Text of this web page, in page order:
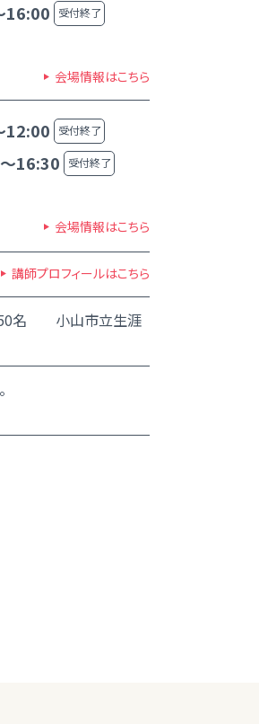
16:00 受付終了
会場情報はこちら
12:00 受付終了
16:30 受付終了
会場情報はこちら
講師プロフィールはこちら
50名 小山市立生涯